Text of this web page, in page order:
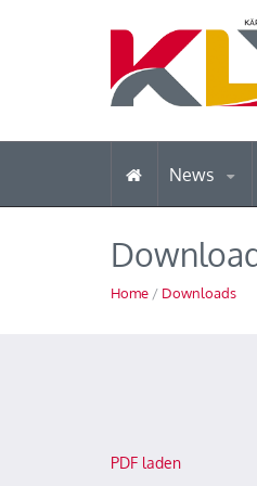
News
Home / Downloads
PDF laden